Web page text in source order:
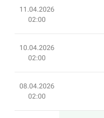
11.04.2026
02:00
10.04.2026
02:00
08.04.2026
02:00